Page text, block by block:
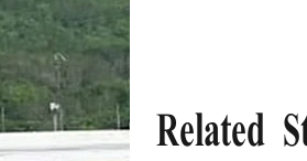
Related